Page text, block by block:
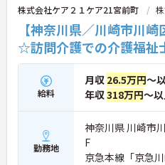
株式会社ケア２１ケア21宮前町
【神奈川県／川崎市川
☆訪問介護での介護福祉
給料
月収 26.5万円～
年収318万円～
勤務地
神奈川県 川崎市
F
京急本線「京急